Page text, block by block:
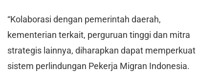
“Kolaborasi dengan pemerintah daerah,
kementerian terkait, perguruan tinggi dan mitra
strategis lainnya, diharapkan dapat memperkuat
sistem perlindungan Pekerja Migran Indonesia.